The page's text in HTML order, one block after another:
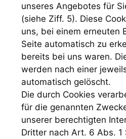
unseres Angebotes für
(siehe Ziff. 5). Diese
uns, bei einem erneuten
Seite automatisch zu
bereits bei uns waren.
werden nach einer
automatisch gelöscht.
Die durch Cookies
für die genannten
unserer berechtigten
Dritter nach Art. 6 Abs. 1